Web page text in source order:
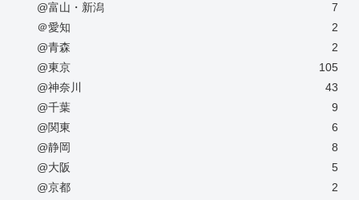
@富山・新潟
7
＠愛知
2
@青森
2
@東京
105
@神奈川
43
@千葉
9
@関東
6
@静岡
8
@大阪
5
@京都
2